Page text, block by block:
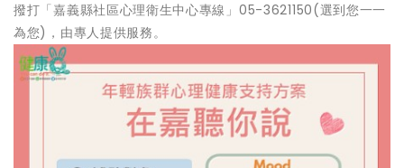
撥打「嘉義縣社區心理衛生中心專線」05-3621150(選到您一一
為您)，由專人提供服務。